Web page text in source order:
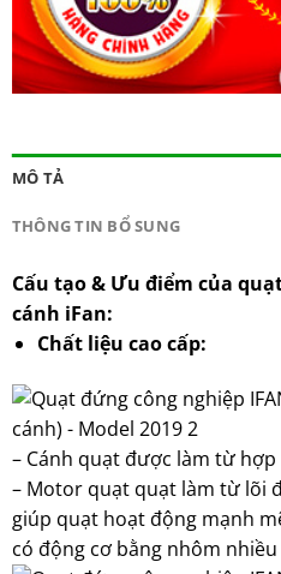
MÔ TẢ
THÔNG TIN BỔ SUNG
Cấu tạo & Ưu điểm của
cánh iFan:
Chất liệu cao cấp:
– Cánh quạt được làm từ
– Motor quạt quạt làm từ lõi
giúp quạt hoạt động mạnh
có động cơ bằng nhôm nhiều